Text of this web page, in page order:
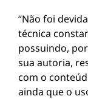
“Não foi
técnica
possuindo,
sua autoria,
com o
ainda que o